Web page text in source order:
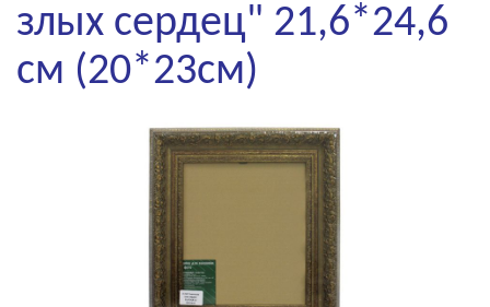
злых сердец" 21,6*24,6
см (20*23см)